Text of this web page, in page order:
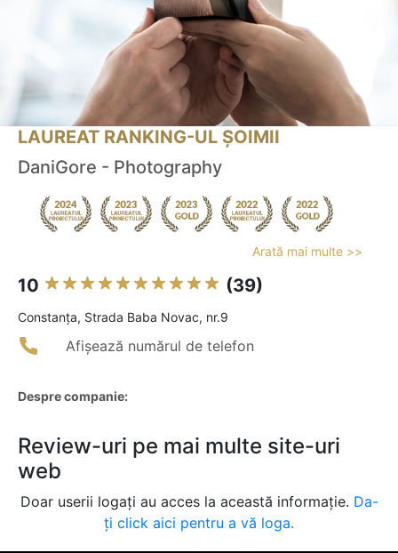
LAUREAT RANKING-UL ȘOIMII
DaniGore - Photography
Arată mai multe >>
10 (39)
Constanţa, Strada Baba Novac, nr.9
Afișează numărul de telefon
Despre companie:
Review-uri pe mai multe site-uri
web
Doar userii logați au acces la această informație. Da-
ți click aici pentru a vă loga.